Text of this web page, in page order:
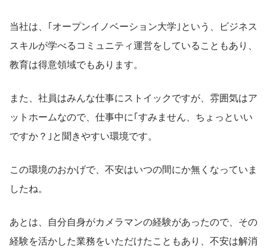
当社は、｢オープンイノベーション大学｣という、ビジネス
スキルが学べるコミュニティ運営をしていることもあり、
教育は得意領域でもあります。
また、社員はみんな仕事にストイックですが、雰囲気はア
ットホームなので、仕事中に｢すみません、ちょっといい
ですか？｣と聞きやすい環境です。
この環境のおかげで、不安はいつの間にか無くなっていま
したね。
あとは、自分自身がカメラマンの経験があったので、その
経験を活かした業務をいただけたこともあり、不安は解消